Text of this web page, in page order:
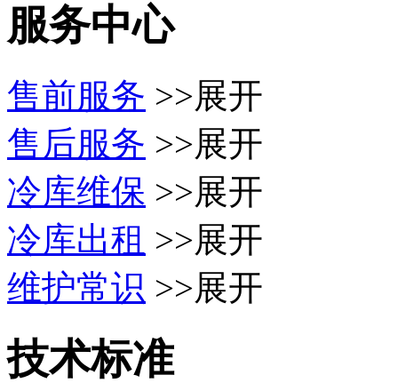
服务中心
售前服务 >>展开
售后服务 >>展开
冷库维保 >>展开
冷库出租 >>展开
维护常识 >>展开
技术标准